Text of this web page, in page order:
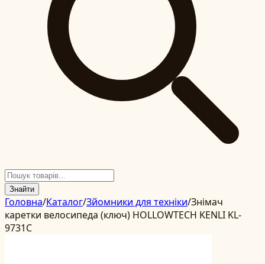
Знайти
Головна/Каталог/Зйомники для техніки/Знімач
каретки велосипеда (ключ) HOLLOWTECH KENLI KL-
9731C